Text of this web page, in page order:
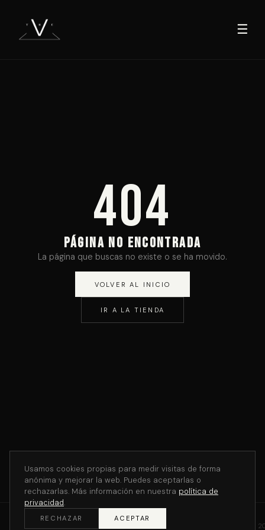
☰
404
PÁGINA NO ENCONTRADA
La página que buscas no existe o se ha movido.
VOLVER AL INICIO
IR A LA TIENDA
Usamos cookies propias para medir visitas de forma
anónima y mejorar la web. Puedes aceptarlas o
rechazarlas. Más información en nuestra política de
privacidad.
RECHAZAR ACEPTAR